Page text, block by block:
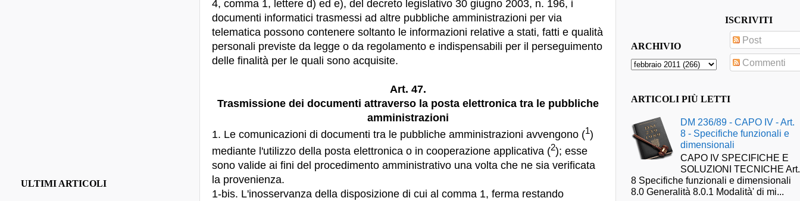
4, comma 1, lettere d) ed e), del decreto legislativo 30 giugno 2003, n. 196, i
documenti informatici trasmessi ad altre pubbliche amministrazioni per via
telematica possono contenere soltanto le informazioni relative a stati, fatti e qualità
personali previste da legge o da regolamento e indispensabili per il perseguimento
delle finalità per le quali sono acquisite.
Art. 47.
Trasmissione dei documenti attraverso la posta elettronica tra le pubbliche
amministrazioni
1. Le comunicazioni di documenti tra le pubbliche amministrazioni avvengono (1)
mediante l'utilizzo della posta elettronica o in cooperazione applicativa (2); esse
sono valide ai fini del procedimento amministrativo una volta che ne sia verificata
la provenienza.
1-bis. L'inosservanza della disposizione di cui al comma 1, ferma restando
ULTIMI ARTICOLI
ARCHIVIO
ISCRIVITI
Post
Commenti
ARTICOLI PIÙ LETTI
DM 236/89 - CAPO IV - Art.
8 - Specifiche funzionali e
dimensionali
CAPO IV SPECIFICHE E
SOLUZIONI TECNICHE Art.
8 Specifiche funzionali e dimensionali
8.0 Generalità 8.0.1 Modalità' di mi...